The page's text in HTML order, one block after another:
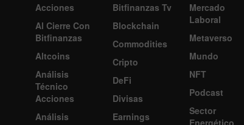
Acciones
Al Cierre Con
Bitfinanzas
Altcoins
Análisis
Técnico
Acciones
Análisis
Bitfinanzas Tv
Blockchain
Commodities
Cripto
DeFi
Divisas
Earnings
Mercado
Laboral
Metaverso
Mundo
NFT
Podcast
Sector
Energético